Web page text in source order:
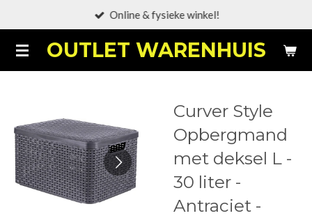
naar
de
OUTLET WARENHUIS
Online & fysieke winkel!
Curver Style
Opbergmand
met deksel L -
30 liter -
Antraciet -